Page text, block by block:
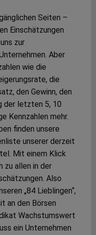
Seiten –
Einschätzungen
zur
Aber
wie die
die
den Gewinn, den
der letzten 5, 10
Kennzahlen mehr.
finden unsere
unserer derzeit
Mit einem Klick
zu allen in der
Also
„84 Lieblingen“,
an den Börsen
Wachstumswert
ein Unternehmen